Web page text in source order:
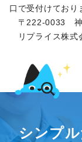
口で受付けており
〒222-0033 神
リプライス株式
シンプル